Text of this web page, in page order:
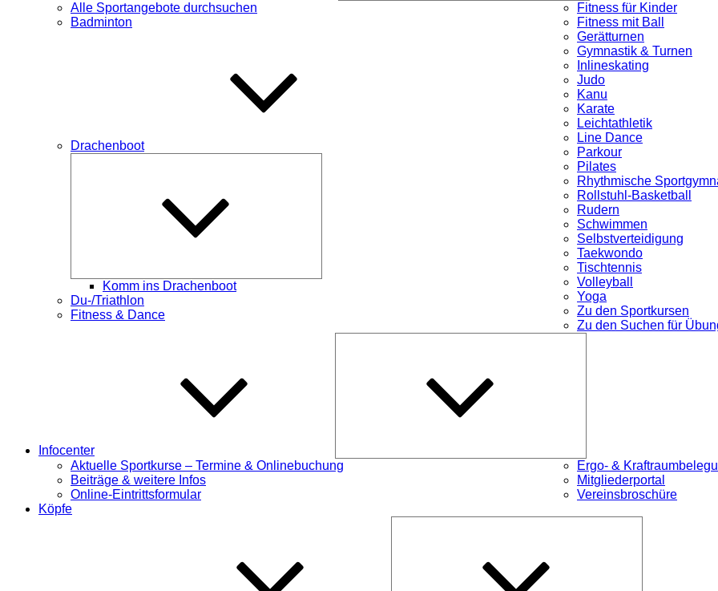
Alle Sportangebote durchsuchen
Badminton
Drachenboot
Komm ins Drachenboot
Du-/Triathlon
Fitness & Dance
Fitness für Kinder
Fitness mit Ball
Gerätturnen
Gymnastik & Turnen
Inlineskating
Judo
Kanu
Karate
Leichtathletik
Line Dance
Parkour
Pilates
Rhythmische
Rollstuhl-Basketball
Rudern
Schwimmen
Selbstverteidigung
Taekwondo
Tischtennis
Volleyball
Yoga
Zu den Sportkursen
Zu den Suchen für
Infocenter
Aktuelle Sportkurse – Termine & Onlinebuchung
Beiträge & weitere Infos
Online-Eintrittsformular
Ergo- &
Mitgliederportal
Vereinsbroschüre
Köpfe